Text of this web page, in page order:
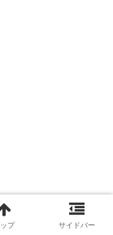
ップ サイドバー